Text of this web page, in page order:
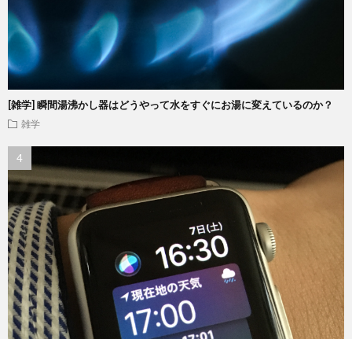
[雑学] 瞬間湯沸かし器はどうやって水をすぐにお湯に変えているのか？
雑学